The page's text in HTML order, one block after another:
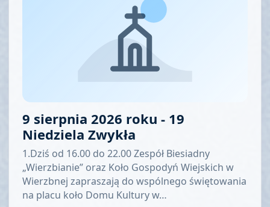
9 sierpnia 2026 roku - 19
Niedziela Zwykła
1.Dziś od 16.00 do 22.00 Zespół Biesiadny
„Wierzbianie” oraz Koło Gospodyń Wiejskich w
Wierzbnej zapraszają do wspólnego świętowania
na placu koło Domu Kultury w…